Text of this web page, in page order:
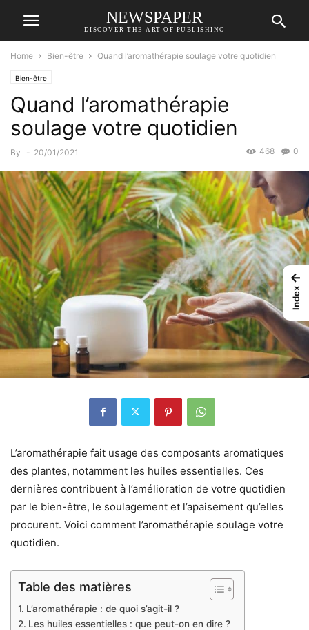
NEWSPAPER
DISCOVER THE ART OF PUBLISHING
Home Bien-être Quand l’aromathérapie soulage votre quotidien
Bien-être
Quand l’aromathérapie
soulage votre quotidien
By - 20/01/2021 0
468
L’aromathérapie fait usage des composants aromatiques
des plantes, notamment les huiles essentielles. Ces
dernières contribuent à l’amélioration de votre quotidien
par le bien-être, le soulagement et l’apaisement qu’elles
procurent. Voici comment l’aromathérapie soulage votre
quotidien.
Table des matières
L’aromathérapie : de quoi s’agit-il ?
Les huiles essentielles : que peut-on en dire ?
←
Index